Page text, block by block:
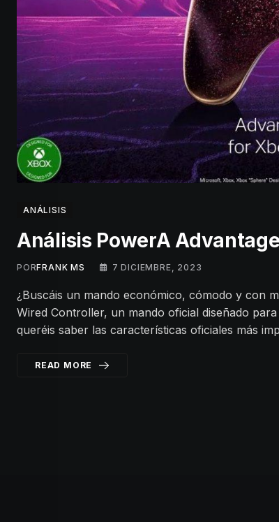
ANÁLISIS
Análisis PowerA
PORFRANK MS 7 DICIEMBRE, 2023
¿Buscáis un mando económico, cómodo y con
Wired Controller, un mando oficial diseñado
queréis saber las características oficiales más
READ MORE